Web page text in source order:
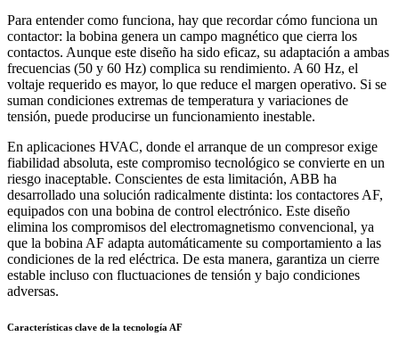
Para entender como funciona, hay que recordar cómo funciona un
contactor: la bobina genera un campo magnético que cierra los
contactos. Aunque este diseño ha sido eficaz, su adaptación a ambas
frecuencias (50 y 60 Hz) complica su rendimiento. A 60 Hz, el
voltaje requerido es mayor, lo que reduce el margen operativo. Si se
suman condiciones extremas de temperatura y variaciones de
tensión, puede producirse un funcionamiento inestable.
En aplicaciones HVAC, donde el arranque de un compresor exige
fiabilidad absoluta, este compromiso tecnológico se convierte en un
riesgo inaceptable. Conscientes de esta limitación, ABB ha
desarrollado una solución radicalmente distinta: los contactores AF,
equipados con una bobina de control electrónico. Este diseño
elimina los compromisos del electromagnetismo convencional, ya
que la bobina AF adapta automáticamente su comportamiento a las
condiciones de la red eléctrica. De esta manera, garantiza un cierre
estable incluso con fluctuaciones de tensión y bajo condiciones
adversas.
Características clave de la tecnología AF